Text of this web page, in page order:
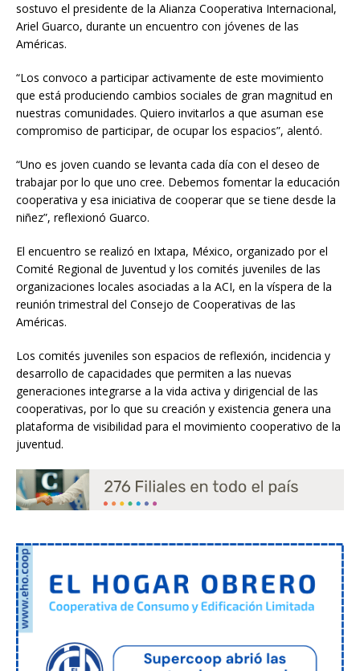
sostuvo el presidente de la Alianza Cooperativa Internacional,
Ariel Guarco, durante un encuentro con jóvenes de las
Américas.
“Los convoco a participar activamente de este movimiento
que está produciendo cambios sociales de gran magnitud en
nuestras comunidades. Quiero invitarlos a que asuman ese
compromiso de participar, de ocupar los espacios”, alentó.
“Uno es joven cuando se levanta cada día con el deseo de
trabajar por lo que uno cree. Debemos fomentar la educación
cooperativa y esa iniciativa de cooperar que se tiene desde la
niñez”, reflexionó Guarco.
El encuentro se realizó en Ixtapa, México, organizado por el
Comité Regional de Juventud y los comités juveniles de las
organizaciones locales asociadas a la ACI, en la víspera de la
reunión trimestral del Consejo de Cooperativas de las
Américas.
Los comités juveniles son espacios de reflexión, incidencia y
desarrollo de capacidades que permiten a las nuevas
generaciones integrarse a la vida activa y dirigencial de las
cooperativas, por lo que su creación y existencia genera una
plataforma de visibilidad para el movimiento cooperativo de la
juventud.